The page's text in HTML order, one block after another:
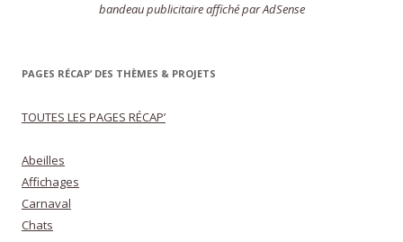
bandeau publicitaire affiché par AdSense
PAGES RÉCAP’ DES THÈMES & PROJETS
TOUTES LES PAGES RÉCAP’
Abeilles
Affichages
Carnaval
Chats